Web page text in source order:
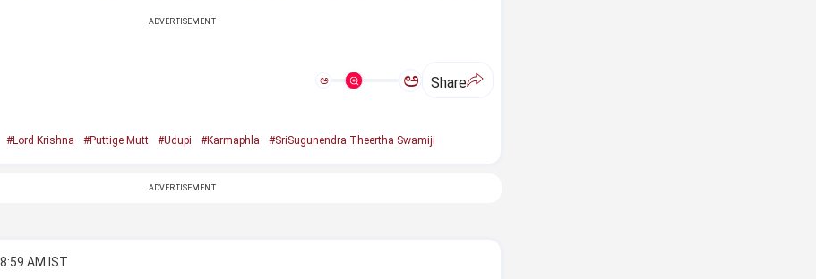
ADVERTISEMENT
ಅ ಅ Share
#Lord Krishna #Puttige Mutt #Udupi #Karmaphla #SriSugunendra Theertha Swamiji
ADVERTISEMENT
AM IST